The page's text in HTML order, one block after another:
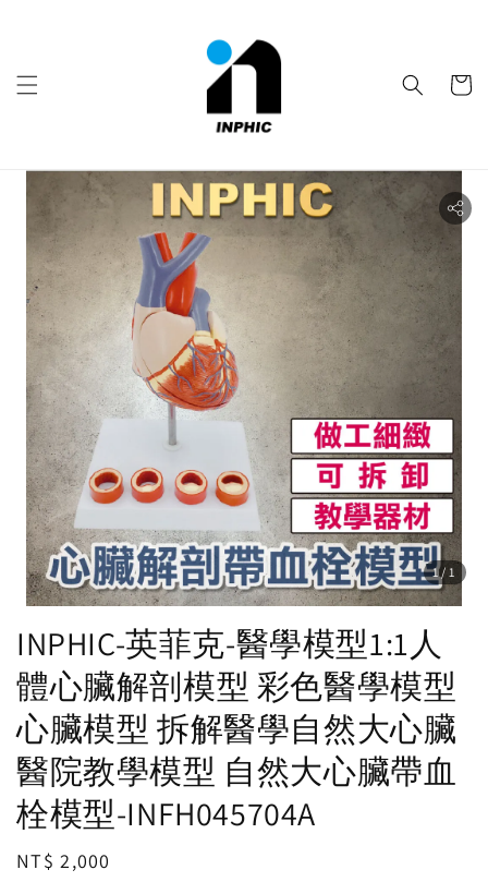
1/1
INPHIC-英菲克-醫學模型1:1人
體心臟解剖模型 彩色醫學模型
心臟模型 拆解醫學自然大心臟
醫院教學模型 自然大心臟帶血
栓模型-INFH045704A
Regular
NT$ 2,000